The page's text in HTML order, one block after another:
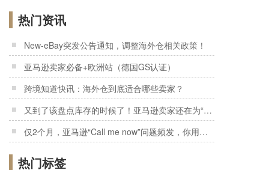
热门资讯
New-eBay突发公告通知，调整海外仓相关政策！
亚马逊卖家必备+欧洲站（德国GS认证）
跨境知道快讯：海外仓到底适合哪些卖家？
又到了该盘点库存的时候了！亚马逊卖家还在为“积压货”发愁吗？
仅2个月，亚马逊“Call me now”问题频发，你用过了吗？
热门标签